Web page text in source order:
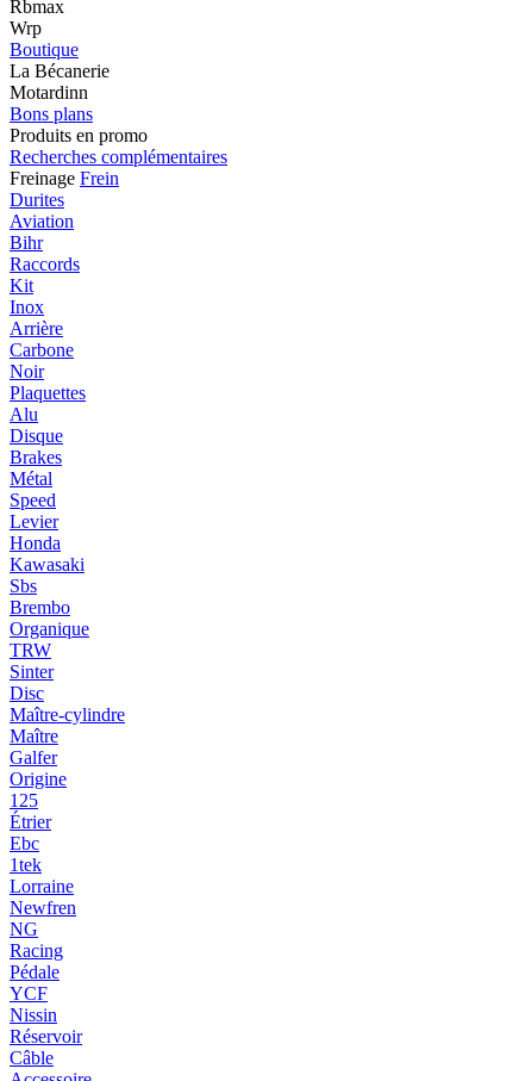
Rbmax
Wrp
Boutique
La Bécanerie
Motardinn
Bons plans
Produits en promo
Recherches complémentaires
Freinage Frein
Durites
Aviation
Bihr
Raccords
Kit
Inox
Arrière
Carbone
Noir
Plaquettes
Alu
Disque
Brakes
Métal
Speed
Levier
Honda
Kawasaki
Sbs
Brembo
Organique
TRW
Sinter
Disc
Maître-cylindre
Maître
Galfer
Origine
125
Étrier
Ebc
1tek
Lorraine
Newfren
NG
Racing
Pédale
YCF
Nissin
Réservoir
Câble